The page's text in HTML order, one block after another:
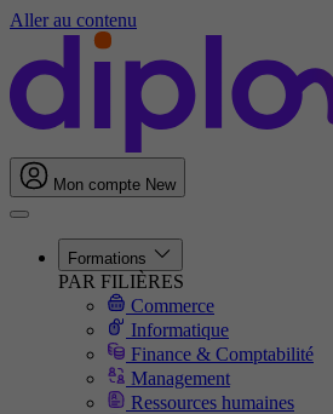
Aller au contenu
Mon compte New
Formations
PAR FILIÈRES
Commerce
Informatique
Finance & Comptabilité
Management
Ressources humaines